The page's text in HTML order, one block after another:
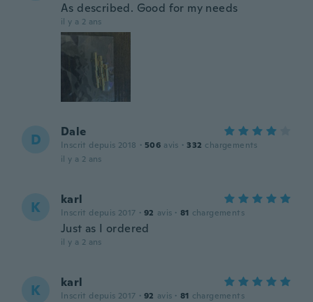
As described. Good for my needs
il y a 2 ans
D Dale
Inscrit depuis 2018 · 506 avis · 332 chargements
il y a 2 ans
K karl
Inscrit depuis 2017 · 92 avis · 81 chargements
Just as I ordered
il y a 2 ans
K karl
Inscrit depuis 2017 · 92 avis · 81 chargements